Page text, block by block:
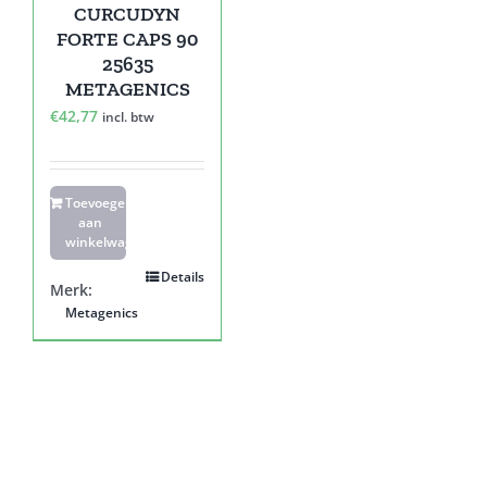
CURCUDYN
FORTE CAPS 90
25635
METAGENICS
€42,77 incl. btw
Toevoegen
aan
winkelwagen
Details
Merk:
Metagenics